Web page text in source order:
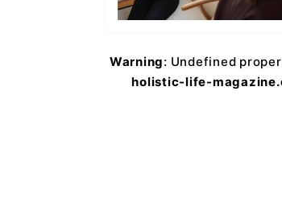
Warning: Undefined
holistic-life-